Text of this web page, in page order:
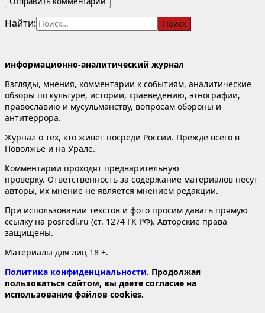
Найти:
информационно-аналитический журнал
Взгляды, мнения, комментарии к событиям, аналитические
обзоры по культуре, истории, краеведению, этнографии,
православию и мусульманству, вопросам обороны и
антитеррора.
Журнал о тех, кто живет посреди России. Прежде всего в
Поволжье и на Урале.
Комментарии проходят предварительную
проверку. Ответственность за содержание материалов несут
авторы, их мнение не является мнением редакции.
При использовании текстов и фото просим давать прямую
ссылку на posredi.ru (ст. 1274 ГК РФ). Авторские права
защищены.
Материалы для лиц 18 +.
Политика конфиденциальности. Продолжая
пользоваться сайтом, вы даете согласие на
использование файлов cookies.